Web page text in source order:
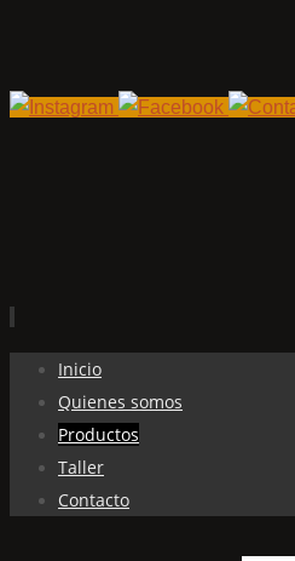
contenido
Inicio
Quienes somos
Productos
Taller
Contacto